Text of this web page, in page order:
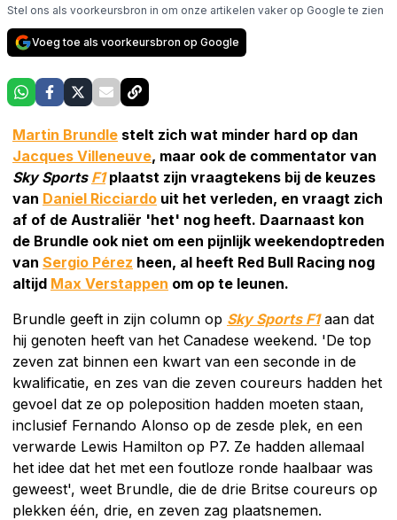
Stel ons als voorkeursbron in om onze artikelen vaker op Google te zien
Voeg toe als voorkeursbron op Google
Martin Brundle stelt zich wat minder hard op dan
Jacques Villeneuve, maar ook de commentator van
Sky Sports F1 plaatst zijn vraagtekens bij de keuzes
van Daniel Ricciardo uit het verleden, en vraagt zich
af of de Australiër 'het' nog heeft. Daarnaast kon
de Brundle ook niet om een pijnlijk weekendoptreden
van Sergio Pérez heen, al heeft Red Bull Racing nog
altijd Max Verstappen om op te leunen.
Brundle geeft in zijn column op Sky Sports F1aan dat
hij genoten heeft van het Canadese weekend. 'De top
zeven zat binnen een kwart van een seconde in de
kwalificatie, en zes van die zeven coureurs hadden het
gevoel dat ze op poleposition hadden moeten staan,
inclusief Fernando Alonso op de zesde plek, en een
verwarde Lewis Hamilton op P7. Ze hadden allemaal
het idee dat het met een foutloze ronde haalbaar was
geweest', weet Brundle, die de drie Britse coureurs op
plekken één, drie, en zeven zag plaatsnemen.